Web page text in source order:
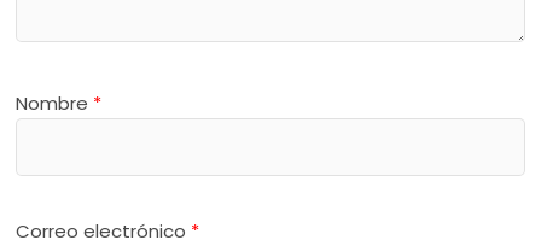
Nombre *
Correo electrónico *